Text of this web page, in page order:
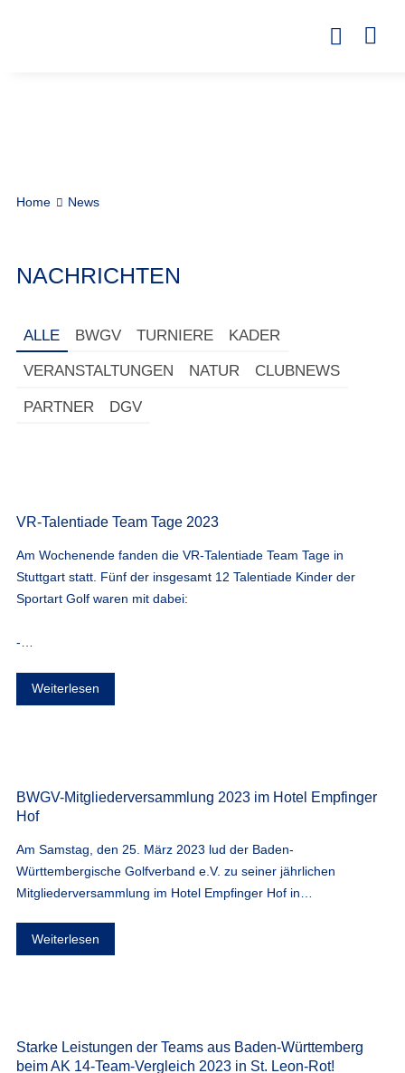
Home News
NACHRICHTEN
ALLE BWGV TURNIERE KADER
VERANSTALTUNGEN NATUR CLUBNEWS
PARTNER DGV
VR-Talentiade Team Tage 2023
Am Wochenende fanden die VR-Talentiade Team Tage in
Stuttgart statt. Fünf der insgesamt 12 Talentiade Kinder der
Sportart Golf waren mit dabei:
-…
Weiterlesen
BWGV-Mitgliederversammlung 2023 im Hotel Empfinger
Hof
Am Samstag, den 25. März 2023 lud der Baden-
Württembergische Golfverband e.V. zu seiner jährlichen
Mitgliederversammlung im Hotel Empfinger Hof in…
Weiterlesen
Starke Leistungen der Teams aus Baden-Württemberg
beim AK 14-Team-Vergleich 2023 in St. Leon-Rot!